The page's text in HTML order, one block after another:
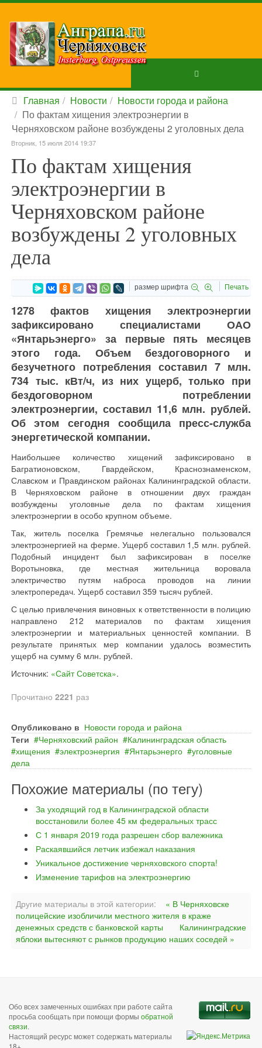
Главная Новости
Новости города и района
По фактам хищения электроэнергии в
Черняховском районе возбуждены 2 уголовных дела
Вторник, 15 июля 2014 19:37
По фактам хищения
электроэнергии в
Черняховском районе
возбуждены 2 уголовных
дела
размер шрифта Печать
1278 фактов хищения электроэнергии
зафиксировано специалистами ОАО
«Янтарьэнерго» за первые пять месяцев
этого года. Объем бездоговорного и
безучетного потребления составил 7 млн.
734 тыс. кВт/ч, из них ущерб, только при
бездоговорном потреблении
электроэнергии, составил 11,6 млн. рублей.
Об этом сегодня сообщила пресс-служба
энергетической компании.
Наибольшее количество хищений зафиксировано в
Багратионовском, Гвардейском, Краснознаменском,
Славском и Правдинском районах Калининградской области.
В Черняховском районе в отношении двух граждан
возбуждены уголовные дела по фактам хищения
электроэнергии в особо крупном объеме.
Так, житель поселка Гремячье нелегально пользовался
электроэнергией на ферме. Ущерб составил 1,5 млн. рублей.
Подобный инцидент был зафиксирован в поселке
Воротыновка, где местная жительница воровала
электричество путям наброса проводов на линии
электропередач. Ущерб составил 359 тысяч рублей.
С целью привлечения виновных к ответственности в полицию
направлено 212 материалов по фактам хищения
электроэнергии и материальных ценностей компании. В
результате принятых мер компании удалось возместить
ущерб на сумму 6 млн. рублей.
Источник: «Сайт Советска».
Прочитано 2221 раз
Опубликовано в Новости города и района
Теги
Черняховский район
Калининградская область
хищения
электроэнергия Янтарьэнерго
уголовные
дела
Похожие материалы (по тегу)
За уходящий год в Калининградской области
восстановили более 45 км федеральных трасс
С 1 января 2019 года разрешен сбор валежника
Раскаявшийся летчик избежал наказания
Уникальное достижение черняховского спорта!
Изменение тарифов на электроэнергию
Другие материалы в этой категории:
« В Черняховске
полицейские изобличили местного жителя в краже
денежных средств с банковской карты
Калининградские
яблоки вытесняют с рынков продукцию наших соседей »
Обо всех замеченных ошибках при работе сайта
просьба сообщать при помощи формы обратной
связи.
Настоящий ресурс может содержать материалы
18+.